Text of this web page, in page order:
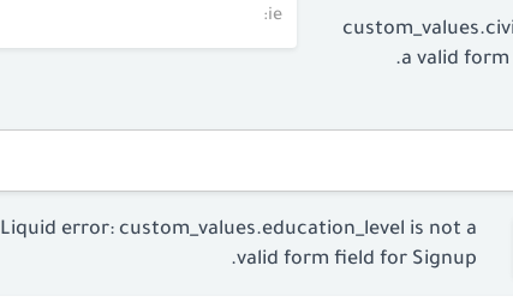
a valid
Liquid error: custom_values.education_level is not a
valid form field for Signup.